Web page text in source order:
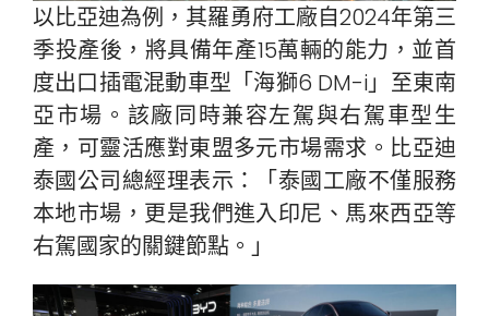
以比亞迪為例，其羅勇府工廠自2024年第三
季投產後，將具備年產15萬輛的能力，並首
度出口插電混動車型「海獅6 DM-i」至東南
亞市場。該廠同時兼容左駕與右駕車型生
產，可靈活應對東盟多元市場需求。比亞迪
泰國公司總經理表示：「泰國工廠不僅服務
本地市場，更是我們進入印尼、馬來西亞等
右駕國家的關鍵節點。」